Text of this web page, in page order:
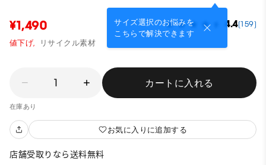
サイズ選択のお悩みを
こちらで解決できます
¥1,490 4.4(159)
値下げ, リサイクル素材
1 カートに入れる
在庫あり
お気に入りに追加する
店舗受取りなら送料無料